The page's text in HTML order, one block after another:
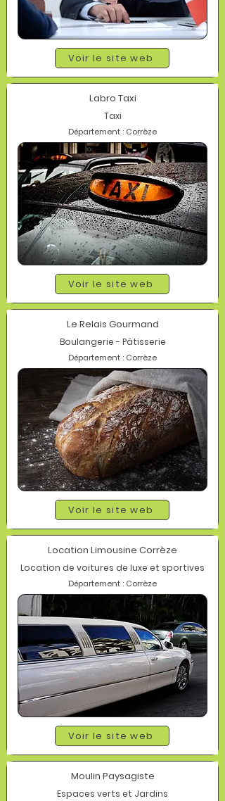
Voir le site web
Labro Taxi
Taxi
Département : Corrèze
Voir le site web
Le Relais Gourmand
Boulangerie - Pâtisserie
Département : Corrèze
Voir le site web
Location Limousine Corrèze
Location de voitures de luxe et sportives
Département : Corrèze
Voir le site web
Moulin Paysagiste
Espaces verts et Jardins